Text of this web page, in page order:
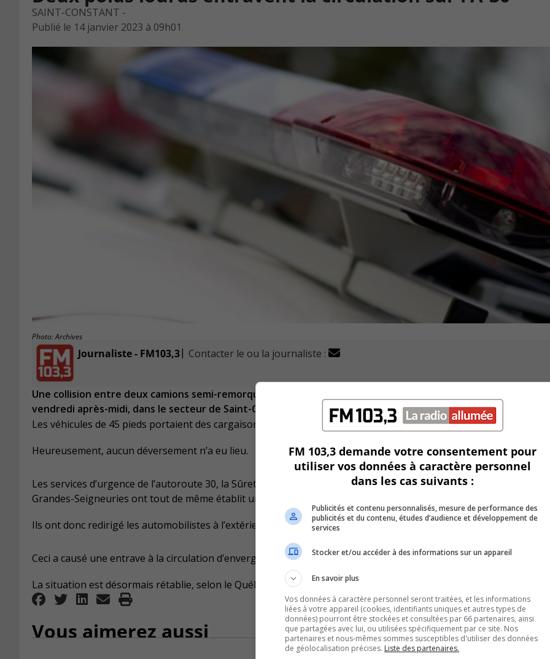
SAINT-CONSTANT -
Publié le 14 janvier 2023 à 09h01
Photo: Archives
Journaliste - FM103,3| Contacter le ou la journaliste :
Une collision entre deux camions semi-remorques a forcé la fermeture de l'autoroute 30 et de la route 132
vendredi après-midi, dans le secteur de Saint-Constant.
Les véhicules de 45 pieds portaient des cargaisons de propane et de nitrate d’ammonium, des matières
Heureusement, aucun déversement n’a eu lieu.
Les services d’urgence de l’autoroute 30, la Sûreté du Québec et les pompiers de la Régie incendie de l’Alliance
Grandes-Seigneuries ont tout de même établit un périmètre de sécurité.
Ils ont donc redirigé les automobilistes à l’extérieur du secteur de l’accident, par prévention.
Ceci a causé une entrave à la circulation d’envergure dans les deux sens.
La situation est désormais rétablie, selon le Québec 511.
Vous aimerez aussi
FM 103,3 demande votre consentement pour
utiliser vos données à caractère personnel
dans les cas suivants :
Publicités et contenu personnalisés, mesure de performance des
publicités et du contenu, études d’audience et développement de
services
Stocker et/ou accéder à des informations sur un appareil
En savoir plus
Vos données à caractère personnel seront traitées, et les informations
liées à votre appareil (cookies, identifiants uniques et autres types de
données) pourront être stockées et consultées par 66 partenaires, ainsi
que partagées avec lui, ou utilisées spécifiquement par ce site. Nos
partenaires et nous-mêmes sommes susceptibles d'utiliser des données
de géolocalisation précises. Liste des partenaires.